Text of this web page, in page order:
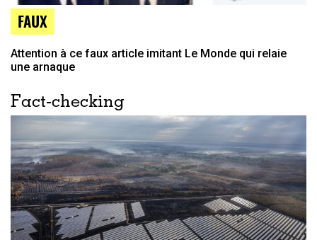
FAUX
Attention à ce faux article imitant Le Monde qui relaie
une arnaque
Fact-checking